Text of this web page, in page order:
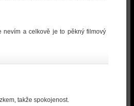
nevím a celkově je to pěkný filmový
takže spokojenost.